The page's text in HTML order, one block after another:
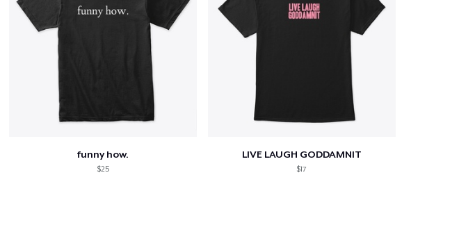
funny how.
$25
LIVE LAUGH GODDAMNIT
$17